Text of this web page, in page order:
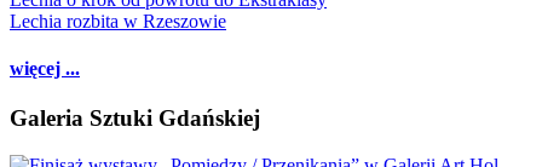
Lechia rozbita w Rzeszowie
więcej ...
Galeria Sztuki Gdańskiej